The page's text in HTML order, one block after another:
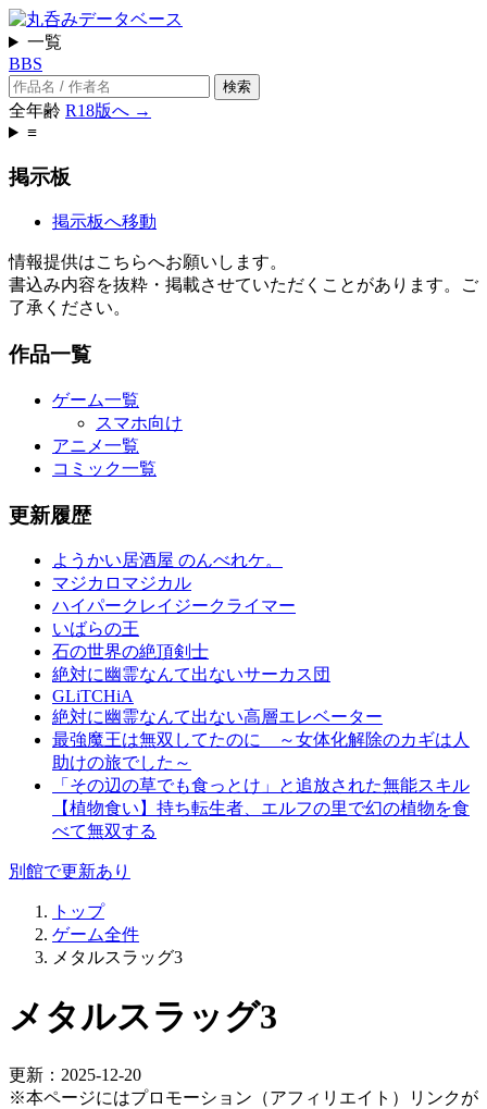
一覧
BBS
検索
全年齢 R18版へ →
≡
掲示板
掲示板へ移動
情報提供はこちらへお願いします。
書込み内容を抜粋・掲載させていただくことがあります。ご
了承ください。
作品一覧
ゲーム一覧
スマホ向け
アニメ一覧
コミック一覧
更新履歴
ようかい居酒屋 のんべれケ。
マジカロマジカル
ハイパークレイジークライマー
いばらの王
石の世界の絶頂剣士
絶対に幽霊なんて出ないサーカス団
GLiTCHiA
絶対に幽霊なんて出ない高層エレベーター
最強魔王は無双してたのに ～女体化解除のカギは人
助けの旅でした～
「その辺の草でも食っとけ」と追放された無能スキル
【植物食い】持ち転生者、エルフの里で幻の植物を食
べて無双する
別館で更新あり
トップ
ゲーム全件
メタルスラッグ3
メタルスラッグ3
更新：2025-12-20
※本ページにはプロモーション（アフィリエイト）リンクが